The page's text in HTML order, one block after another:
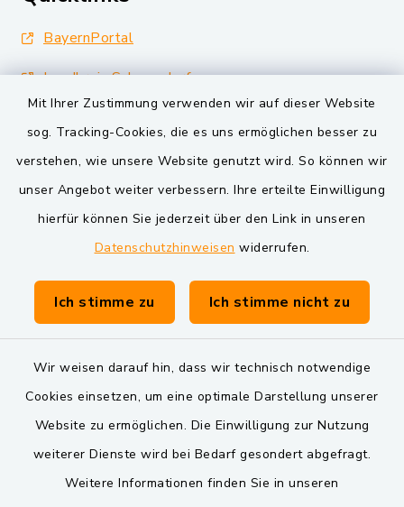
Mit Ihrer Zustimmung verwenden wir auf dieser Website
sog. Tracking-Cookies, die es uns ermöglichen besser zu
verstehen, wie unsere Website genutzt wird. So können wir
unser Angebot weiter verbessern. Ihre erteilte Einwilligung
hierfür können Sie jederzeit über den Link in unseren
Datenschutzhinweisen widerrufen.
Ich stimme zu Ich stimme nicht zu
Wir weisen darauf hin, dass wir technisch notwendige
Cookies einsetzen, um eine optimale Darstellung unserer
Website zu ermöglichen. Die Einwilligung zur Nutzung
weiterer Dienste wird bei Bedarf gesondert abgefragt.
Weitere Informationen finden Sie in unseren
BayernPortal
Landkreis Schwandorf
VG und Gemeinden
Markt Schwarzenfeld
Gemeinde Schwarzach bei Nabburg
Verwaltungsgemeinschaft Schwarzenfeld
Barrierefreiheit